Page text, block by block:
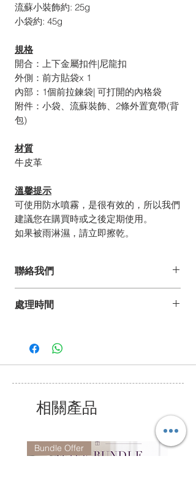
流蘇小裝飾約: 25g
小袋約: 45g
規格
開合：上下金屬扣件|尼龍扣
外側：前方貼袋x 1
內部：1個前拉鍊袋| 可打開的內格袋
附件：小袋、流蘇裝飾、2條外置寛帶(背
包)
材質
牛皮革
溫馨提示
可使用防水噴霧，是很有效的，所以我們
建議您在購買時或之後定期使用。
如果被雨淋濕，請立即擦乾。
聯絡我們
歡迎發電郵至 pdesign@pelle-borsa.com
我們的服務時間為星期一至五上午9時至下
處理時間
相關產品
Bundle Offer